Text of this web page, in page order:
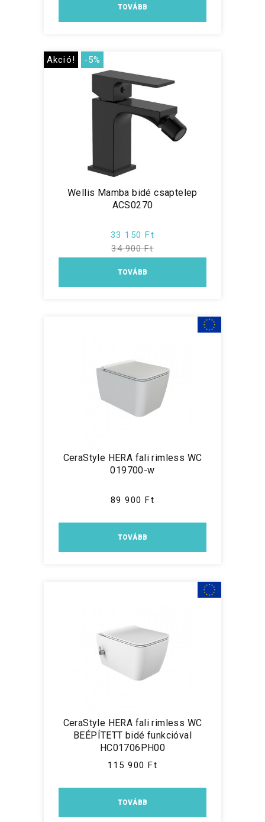
TOVÁBB
Akció! -5%
Wellis Mamba bidé csaptelep
ACS0270
33 150 Ft
34 900 Ft
TOVÁBB
CeraStyle HERA fali rimless WC
019700-w
89 900 Ft
TOVÁBB
CeraStyle HERA fali rimless WC
BEÉPÍTETT bidé funkcióval
HC01706PH00
115 900 Ft
TOVÁBB